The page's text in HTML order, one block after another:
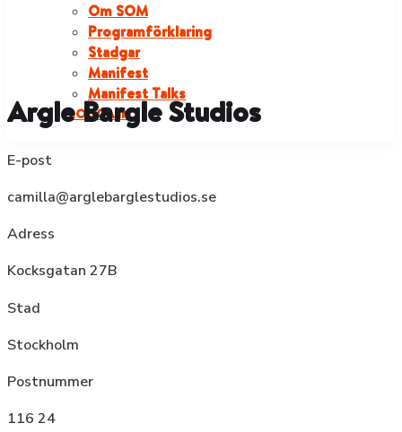
Om SOM
Programförklaring
Stadgar
Manifest
Manifest Talks
LOGGA IN
Argle Bargle Studios
E-post
camilla@arglebarglestudios.se
Adress
Kocksgatan 27B
Stad
Stockholm
Postnummer
116 24